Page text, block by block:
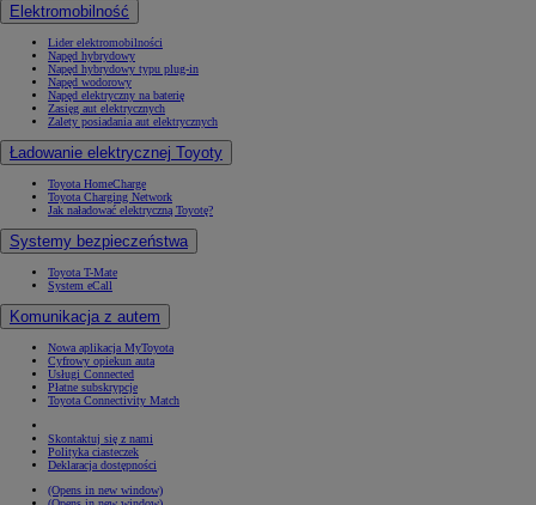
Elektromobilność
Lider elektromobilności
Napęd hybrydowy
Napęd hybrydowy typu plug-in
Napęd wodorowy
Napęd elektryczny na baterię
Zasięg aut elektrycznych
Zalety posiadania aut elektrycznych
Ładowanie elektrycznej Toyoty
Toyota HomeCharge
Toyota Charging Network
Jak naładować elektryczną Toyotę?
Systemy bezpieczeństwa
Toyota T-Mate
System eCall
Komunikacja z autem
Nowa aplikacja MyToyota
Cyfrowy opiekun auta
Usługi Connected
Płatne subskrypcje
Toyota Connectivity Match
Skontaktuj się z nami
Polityka ciasteczek
Deklaracja dostępności
(Opens in new window)